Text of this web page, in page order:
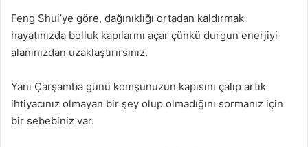
Feng Shui’ye göre, dağınıklığı ortadan kaldırmak
hayatınızda bolluk kapılarını açar çünkü durgun enerjiyi
alanınızdan uzaklaştırırsınız.
Yani Çarşamba günü komşunuzun kapısını çalıp artık
ihtiyacınız olmayan bir şey olup olmadığını sormanız için
bir sebebiniz var.